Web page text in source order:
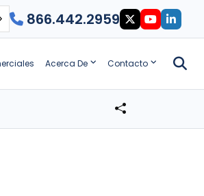
866.442.2959
Acerca De Contacto